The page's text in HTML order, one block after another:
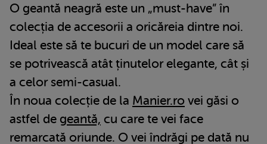
O geantă neagră este un „must-have” în
colecția de accesorii a oricăreia dintre noi.
Ideal este să te bucuri de un model care să
se potrivească atât ținutelor elegante, cât și
a celor semi-casual.
În noua colecție de la Manier.ro vei găsi o
astfel de geantă, cu care te vei face
remarcată oriunde. O vei îndrăgi pe dată nu